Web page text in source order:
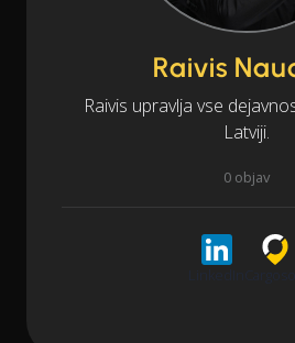
Raivis
Raivis upravlja vse
Latviji.
0 objav